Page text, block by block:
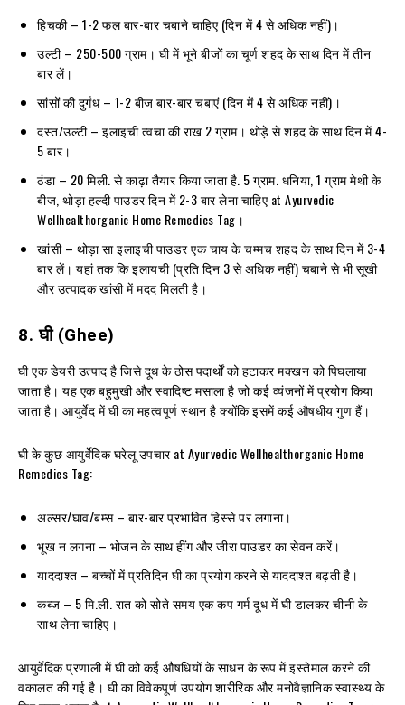
हिचकी – 1-2 फल बार-बार चबाने चाहिए (दिन में 4 से अधिक नहीं)।
उल्टी – 250-500 ग्राम। घी में भूने बीजों का चूर्ण शहद के साथ दिन में तीन
बार लें।
सांसों की दुर्गंध – 1-2 बीज बार-बार चबाएं (दिन में 4 से अधिक नहीं)।
दस्त/उल्टी – इलाइची त्वचा की राख 2 ग्राम। थोड़े से शहद के साथ दिन में 4-
5 बार।
ठंडा – 20 मिली. से काढ़ा तैयार किया जाता है. 5 ग्राम. धनिया, 1 ग्राम मेथी के
बीज, थोड़ा हल्दी पाउडर दिन में 2-3 बार लेना चाहिए at Ayurvedic
Wellhealthorganic Home Remedies Tag।
खांसी – थोड़ा सा इलाइची पाउडर एक चाय के चम्मच शहद के साथ दिन में 3-4
बार लें। यहां तक ​​कि इलायची (प्रति दिन 3 से अधिक नहीं) चबाने से भी सूखी
और उत्पादक खांसी में मदद मिलती है।
8.घी (Ghee)
घी एक डेयरी उत्पाद है जिसे दूध के ठोस पदार्थों को हटाकर मक्खन को पिघलाया
जाता है। यह एक बहुमुखी और स्वादिष्ट मसाला है जो कई व्यंजनों में प्रयोग किया
जाता है। आयुर्वेद में घी का महत्वपूर्ण स्थान है क्योंकि इसमें कई औषधीय गुण हैं।
घी के कुछ आयुर्वेदिक घरेलू उपचार at Ayurvedic Wellhealthorganic Home
Remedies Tag:
अल्सर/घाव/बम्स – बार-बार प्रभावित हिस्से पर लगाना।
भूख न लगना – भोजन के साथ हींग और जीरा पाउडर का सेवन करें।
याददाश्त – बच्चों में प्रतिदिन घी का प्रयोग करने से याददाश्त बढ़ती है।
कब्ज – 5 मि.ली. रात को सोते समय एक कप गर्म दूध में घी डालकर चीनी के
साथ लेना चाहिए।
आयुर्वेदिक प्रणाली में घी को कई औषधियों के साधन के रूप में इस्तेमाल करने की
वकालत की गई है। घी का विवेकपूर्ण उपयोग शारीरिक और मनोवैज्ञानिक स्वास्थ्य के